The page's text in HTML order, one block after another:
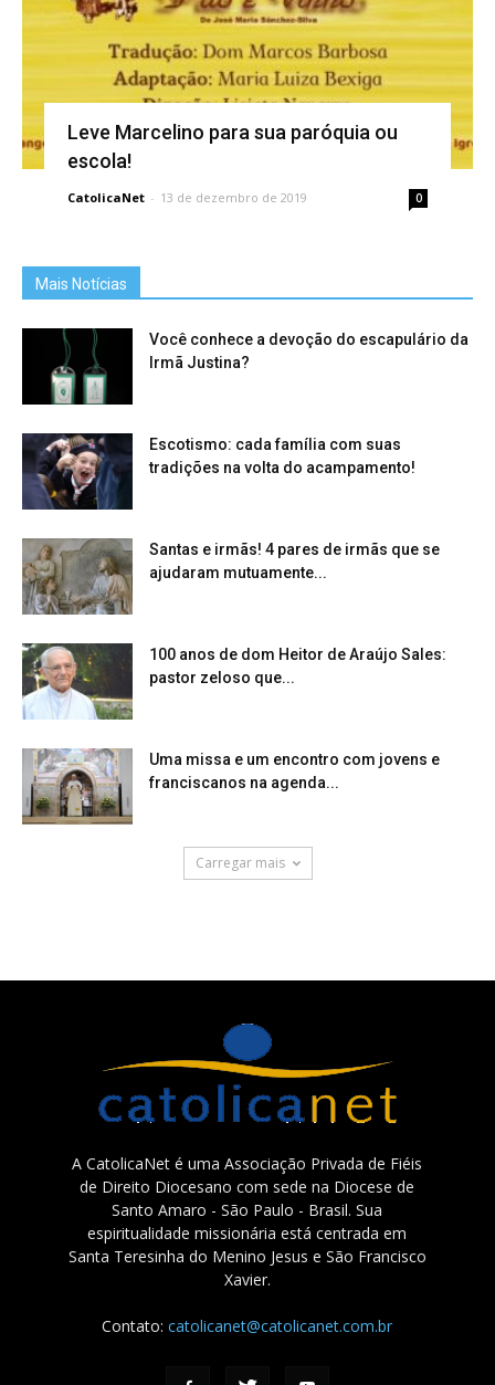
Leve Marcelino para sua paróquia ou
escola!
CatolicaNet - 13 de dezembro de 2019 0
Mais Notícias
Você conhece a devoção do escapulário da
Irmã Justina?
Escotismo: cada família com suas
tradições na volta do acampamento!
Santas e irmãs! 4 pares de irmãs que se
ajudaram mutuamente...
100 anos de dom Heitor de Araújo Sales:
pastor zeloso que...
Uma missa e um encontro com jovens e
franciscanos na agenda...
Carregar mais
A CatolicaNet é uma Associação Privada de Fiéis
de Direito Diocesano com sede na Diocese de
Santo Amaro - São Paulo - Brasil. Sua
espiritualidade missionária está centrada em
Santa Teresinha do Menino Jesus e São Francisco
Xavier.
Contato:catolicanet@catolicanet.com.br